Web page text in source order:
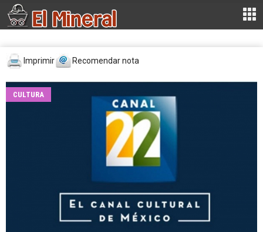
Imprimir Recomendar nota
CULTURA